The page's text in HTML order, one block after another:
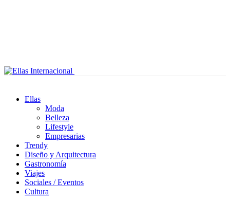
Ellas
Moda
Belleza
Lifestyle
Empresarias
Trendy
Diseño y Arquitectura
Gastronomía
Viajes
Sociales / Eventos
Cultura